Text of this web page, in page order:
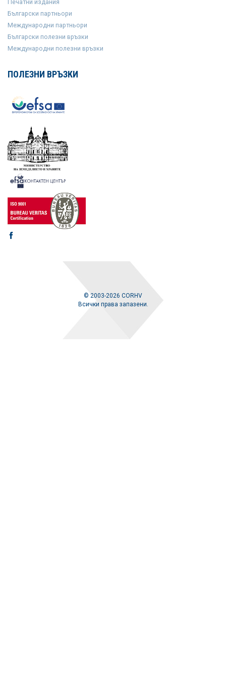
Печатни издания
Български партньори
Международни партньори
Български полезни връзки
Международни полезни връзки
ПОЛЕЗНИ ВРЪЗКИ
© 2003-2026 CORHV
Всички права запазени.